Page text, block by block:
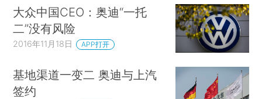
大众中国CEO：奥迪“一托
二”没有风险
2016年11月18日 APP打开
基地渠道一变二 奥迪与上汽
签约